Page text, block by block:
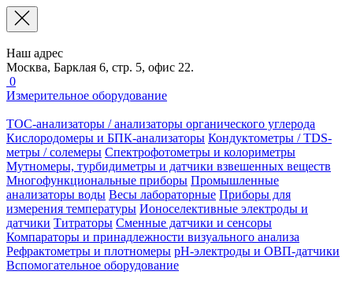
Наш адрес
Москва, Барклая 6, стр. 5, офис 22.
0
Измерительное оборудование
TOC-анализаторы / анализаторы органического углерода
Кислородомеры и БПК-анализаторы Кондуктометры / TDS-
метры / солемеры Спектрофотометры и колориметры
Мутномеры, турбидиметры и датчики взвешенных веществ
Многофункциональные приборы Промышленные
анализаторы воды Весы лабораторные Приборы для
измерения температуры Ионоселективные электроды и
датчики Титраторы Сменные датчики и сенсоры
Компараторы и принадлежности визуального анализа
Рефрактометры и плотномеры pH-электроды и ОВП-датчики
Вспомогательное оборудование